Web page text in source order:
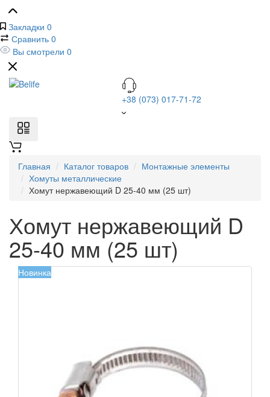
Закладки 0
Сравнить 0
Вы смотрели 0
+38 (073) 017-71-72
Главная Каталог товаров
Монтажные элементы
Хомуты металлические
Хомут нержавеющий D 25-40 мм (25 шт)
Хомут нержавеющий D
25-40 мм (25 шт)
Новинка